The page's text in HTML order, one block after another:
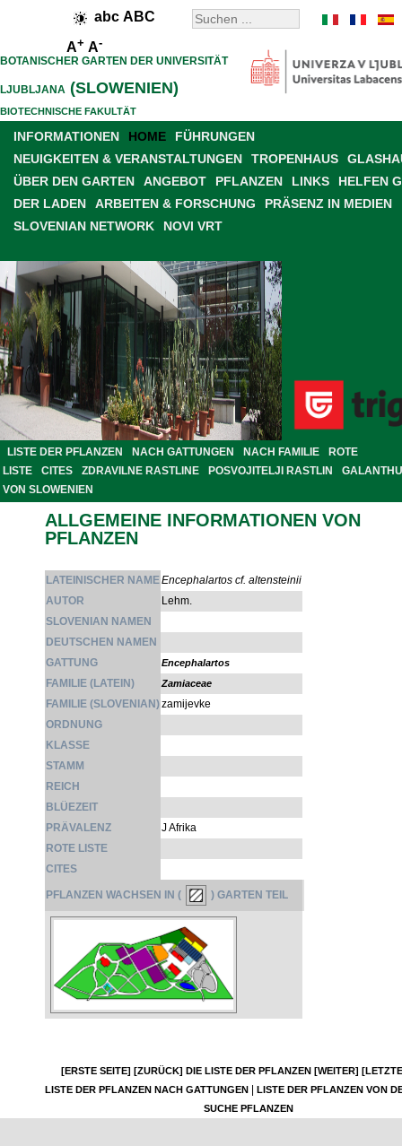
abc ABC
A+ A-
BOTANISCHER GARTEN DER UNIVERSITÄT
LJUBLJANA (SLOWENIEN)
BIOTECHNISCHE FAKULTÄT
INFORMATIONEN HOME
FÜHRUNGEN
NEUIGKEITEN & VERANSTALTUNGEN
TROPENHAUS
ÜBER DEN GARTEN
ANGEBOT PFLANZEN LINKS
HELFEN
DER LADEN
ARBEITEN & FORSCHUNG
PRÄSENZ IN MEDIEN
SLOVENIAN NETWORK
NOVI VRT
LISTE DER PFLANZEN NACH GATTUNGEN NACH FAMILIE
ROTE
LISTE
CITES ZDRAVILNE RASTLINE POSVOJITELJI RASTLIN
VON SLOWENIEN
ALLGEMEINE INFORMATIONEN VON
PFLANZEN
LATEINISCHER NAMEEncephalartos cf. altensteinii
AUTOR
Lehm.
SLOVENIAN NAMEN
DEUTSCHEN NAMEN
GATTUNG
Encephalartos
FAMILIE (LATEIN) Zamiaceae
FAMILIE (SLOVENIAN)zamijevke
ORDNUNG
KLASSE
STAMM
REICH
BLÜEZEIT
PRÄVALENZ
J Afrika
ROTE LISTE
CITES
PFLANZEN WACHSEN IN ( ) GARTEN TEIL
[ERSTE SEITE] [ZURÜCK] DIE LISTE DER PFLANZEN [WEITER]
LISTE DER PFLANZEN NACH GATTUNGEN
LISTE DER PFLANZEN VON
SUCHE PFLANZEN